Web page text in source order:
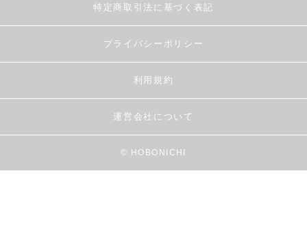
特定商取引法に基づく表記
プライバシーポリシー
利用規約
運営会社について
© HOBONICHI